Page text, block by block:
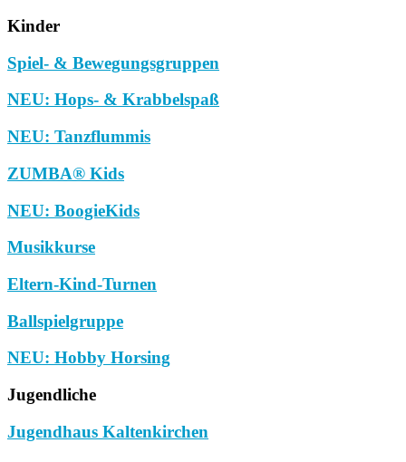
Kinder
Spiel- & Bewegungsgruppen
NEU: Hops- & Krabbelspaß
NEU: Tanzflummis
ZUMBA® Kids
NEU: BoogieKids
Musikkurse
Eltern-Kind-Turnen
Ballspielgruppe
NEU: Hobby Horsing
Jugendliche
Jugendhaus Kaltenkirchen